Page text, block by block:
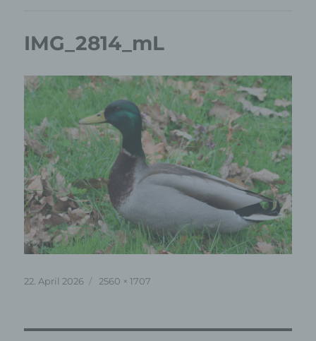
IMG_2814_mL
Veröffentlicht
22. April 2026 Originalgröße
2560 × 1707